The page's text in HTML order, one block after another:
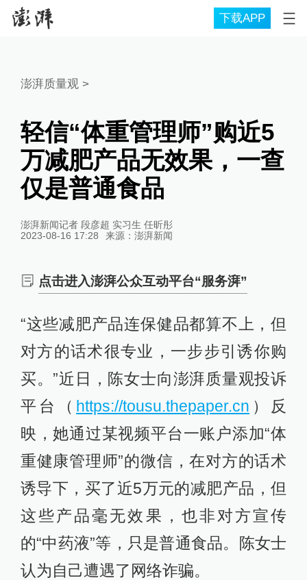
下载APP
澎湃质量观>
轻信“体重管理师”购近5
万减肥产品无效果，一查
仅是普通食品
澎湃新闻记者 段彦超 实习生 任昕彤
2023-08-16 17:28
来源： 澎湃新闻
点击进入澎湃公众互动平台“服务湃”
“这些减肥产品连保健品都算不上，但
对方的话术很专业，一步步引诱你购
买。”近日，陈女士向澎湃质量观投诉
平台（ https://tousu.thepaper.cn ）反
映，她通过某视频平台一账户添加“体
重健康管理师”的微信，在对方的话术
诱导下，买了近5万元的减肥产品，但
这些产品毫无效果，也非对方宣传
的“中药液”等，只是普通食品。陈女士
认为自己遭遇了网络诈骗。